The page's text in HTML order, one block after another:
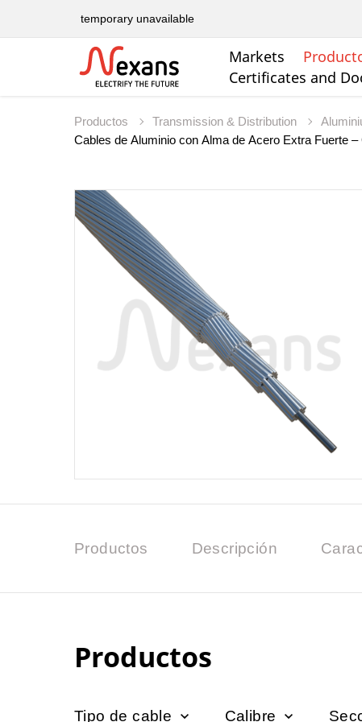
temporary unavailable
Markets
Certificates and
Productos Transmission & Distribution
Productos Descripción
Productos
Tipo de cable Calibre